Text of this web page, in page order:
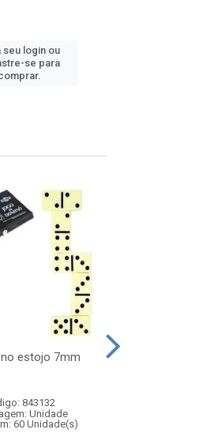
seu login ou
se para
estojo 7mm
843132
Unidade
60 Unidade(s)